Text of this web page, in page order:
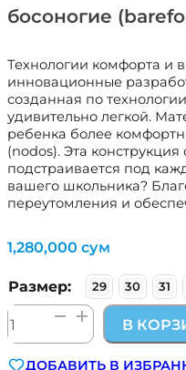
босоногие
Технологии комфорта и
инновационные
созданная по
удивительно легкой.
ребенка более
(nodos). Эта
подстраивается под
вашего школьника?
переутомления и
1,280,000 сум
Размер: 29 30 31
Количество
товара
В
ДОБАВИТЬ В